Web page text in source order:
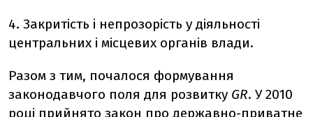
4. Закритість і непрозорість у діяльності
центральних і місцевих органів влади.
Разом з тим, почалося формування
законодавчого поля для розвитку GR. У 2010
році прийнято закон про державно-приватне